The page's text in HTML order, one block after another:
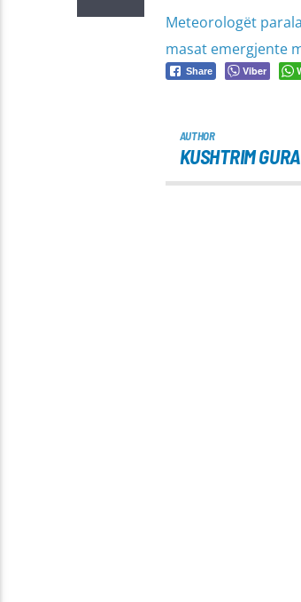
Meteorologët
masat emergjente
Share Viber
AUTHOR
KUSHTRIM